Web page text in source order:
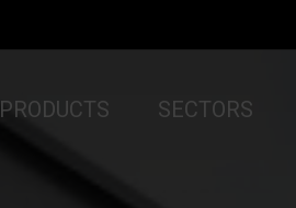
PRODUCTS SECTORS